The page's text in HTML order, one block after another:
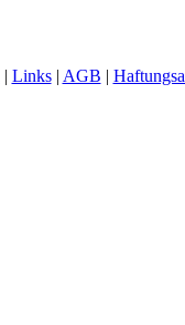
| Links| AGB |